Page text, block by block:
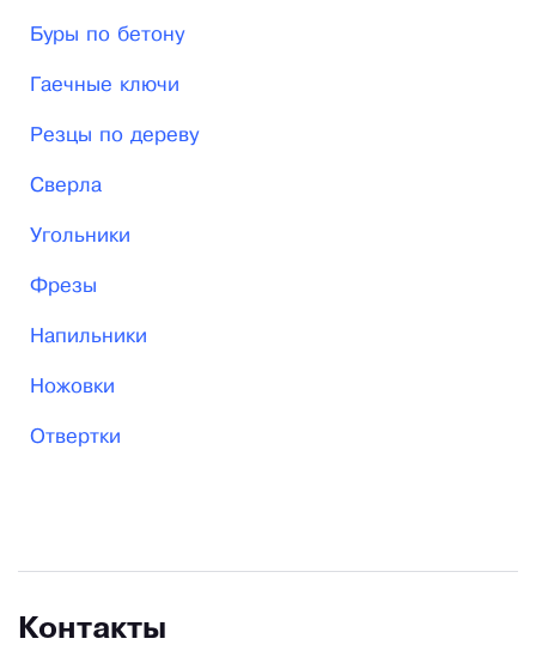
стабильности делает нас предсказуемыми.
Буры по бетону
Гаечные ключи
Резцы по дереву
Сверла
Угольники
Фрезы
Напильники
Ножовки
Отвертки
Контакты